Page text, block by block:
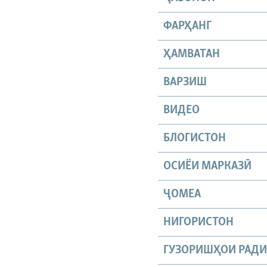
ФАРҲАНГ
ҲАМВАТАН
ВАРЗИШ
ВИДЕО
БЛОГИСТОН
ОСИЁИ МАРКАЗӢ
ҶОМEА
НИГОРИСТОН
ГУЗОРИШҲОИ